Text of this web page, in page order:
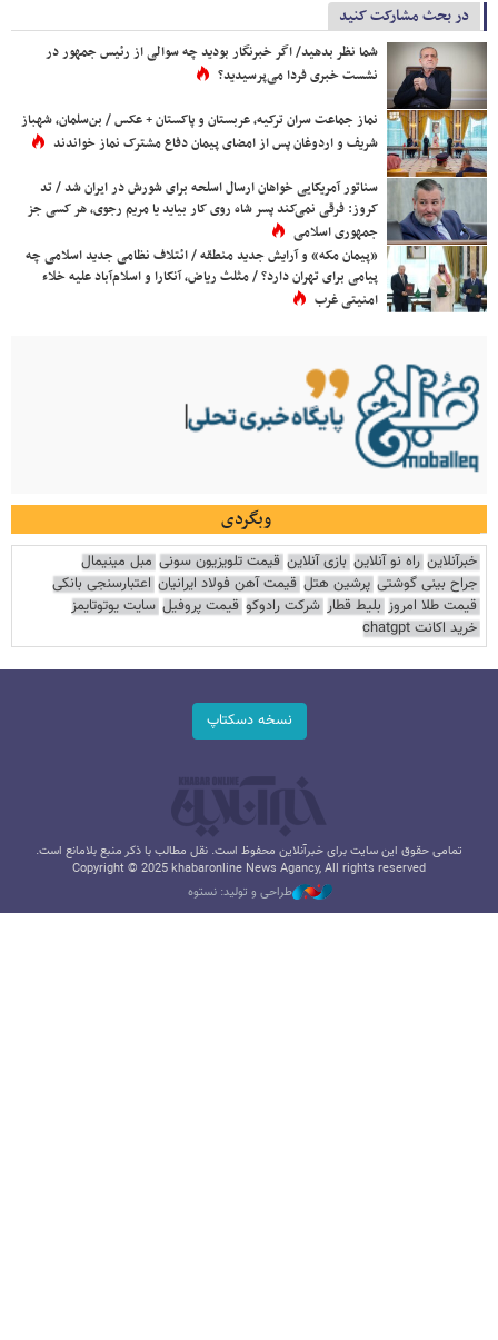
در بحث مشارکت کنید
شما نظر بدهید/ اگر خبرنگار بودید چه سوالی از رئیس جمهور در
نشست خبری فردا می‌پرسیدید؟
نماز جماعت سران ترکیه، عربستان و پاکستان + عکس / بن‌سلمان، شهباز
شریف و اردوغان پس از امضای پیمان دفاع مشترک نماز خواندند
سناتور آمریکایی خواهان ارسال اسلحه برای شورش در ایران شد / تد
کروز: فرقی نمی‌کند پسر شاه روی کار بیاید یا مریم رجوی، هر کسی جز
جمهوری اسلامی
«پیمان مکه» و آرایش جدید منطقه / ائتلاف نظامی جدید اسلامی چه
پیامی برای تهران دارد؟ / مثلث ریاض، آنکارا و اسلام‌آباد علیه خلاء
امنیتی غرب
وبگردی
خبرآنلاین راه نو آنلاین بازی آنلاین قیمت تلویزیون سونی مبل مینیمال
جراح بینی گوشتی پرشین هتل قیمت آهن فولاد ایرانیان اعتبارسنجی بانکی
قیمت طلا امروز بلیط قطار شرکت رادوکو قیمت پروفیل سایت یوتوتایمز
خرید اکانت chatgpt
نسخه دسکتاپ
تمامی حقوق این سایت برای خبرآنلاین محفوظ است. نقل مطالب با ذکر منبع بلامانع است.
Copyright © 2025 khabaronline News Agancy, All rights reserved
طراحی و تولید: نستوه